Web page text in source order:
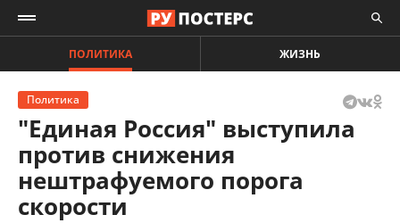
ПОЛИТИКА ЖИЗНЬ
Политика
"Единая Россия" выступила
против снижения
нештрафуемого порога
скорости